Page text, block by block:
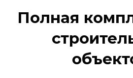
Полная